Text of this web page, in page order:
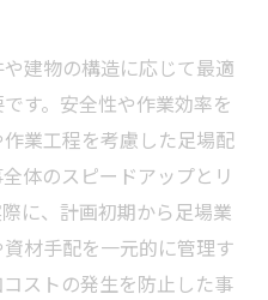
建物の構造に応じて最適
す。安全性や作業効率を
業工程を考慮した足場配
体のスピードアップとリ
に、計画初期から足場業
材手配を一元的に管理す
ストの発生を防止した事